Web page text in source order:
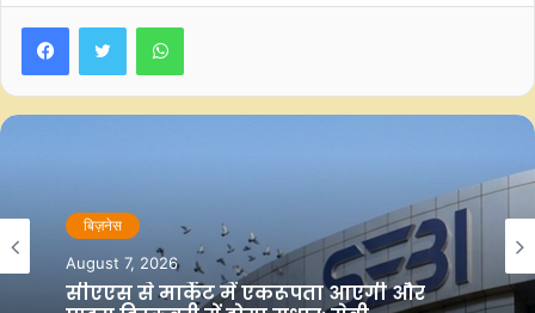
कोरोना, रूस-यूक्रेन युद्ध और अमेरिकी राष्ट्रपति डोनाल्ड ट्रंप के टैरिफ
पर हालिया अनिश्चितता जैसी वैश्विक चुनौतियों के बावजूद एक बड़ी
अर्थव्यवस्था के रूप में उच्चतम जीडीपी वृद्धि दर्ज की है।”
रिपोर्ट में कहा गया है कि वित्त वर्ष 28 तक, भारतीय सूचकांक बुल की स्थिति में
21 गुना और बियर की स्थिति में 19 गुना के पीई स्तर पर होगा, जिसमें
FacebookTwitter WhatsApp
बिज़नेस
August 7, 2026
सीएएस से मार्केट में एकरूपता आएगी और